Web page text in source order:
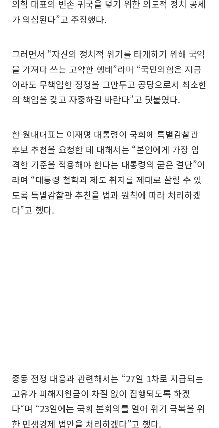
의힘 대표의 빈손 귀국을 덮기 위한 의도적 정치 공세
가 의심된다”고 주장했다.
그러면서 “자신의 정치적 위기를 타개하기 위해 국익
을 가져다 쓰는 고약한 행태”라며 “국민의힘은 지금
이라도 무책임한 정쟁을 그만두고 공당으로서 최소한
의 책임을 갖고 자중하길 바란다”고 덧붙였다.
한 원내대표는 이재명 대통령이 국회에 특별감찰관
후보 추천을 요청한 데 대해서는 “본인에게 가장 엄
격한 기준을 적용해야 한다는 대통령의 굳은 결단”이
라며 “대통령 철학과 제도 취지를 제대로 살릴 수 있
도록 특별감찰관 추천을 법과 원칙에 따라 처리하겠
다”고 했다.
중동 전쟁 대응과 관련해서는 “27일 1차로 지급되는
고유가 피해지원금이 차질 없이 집행되도록 하겠
다”며 “23일에는 국회 본회의를 열어 위기 극복을 위
한 민생경제 법안을 처리하겠다”고 했다.